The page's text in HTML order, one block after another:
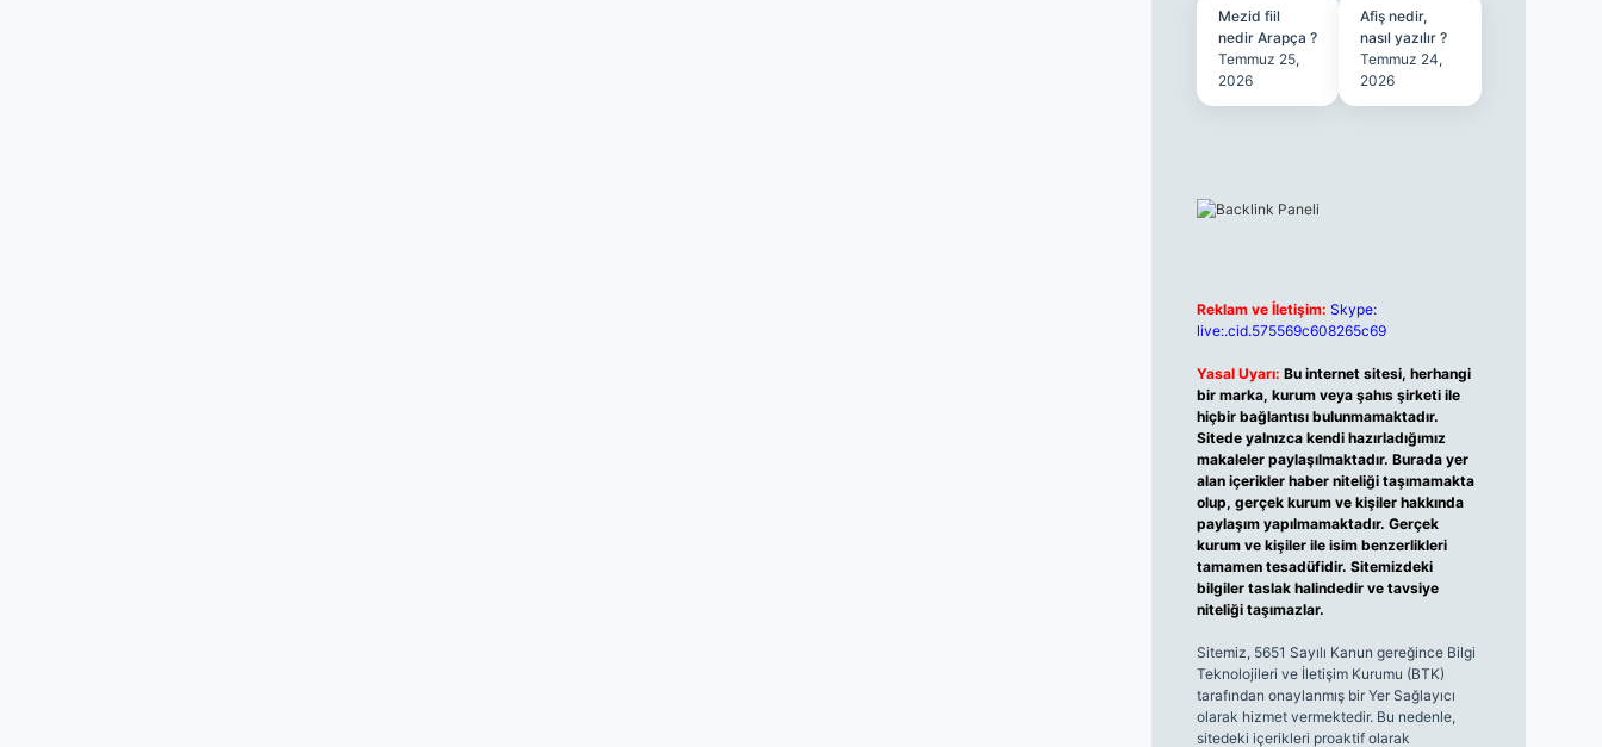
Mezid fiil
nedir Arapça ?
Temmuz 25,
2026
Afiş nedir,
nasıl yazılır ?
Temmuz 24,
2026
Reklam ve İletişim: Skype:
live:.cid.575569c608265c69
Yasal Uyarı: Bu internet sitesi, herhangi
bir marka, kurum veya şahıs şirketi ile
hiçbir bağlantısı bulunmamaktadır.
Sitede yalnızca kendi hazırladığımız
makaleler paylaşılmaktadır. Burada yer
alan içerikler haber niteliği taşımamakta
olup, gerçek kurum ve kişiler hakkında
paylaşım yapılmamaktadır. Gerçek
kurum ve kişiler ile isim benzerlikleri
tamamen tesadüfidir. Sitemizdeki
bilgiler taslak halindedir ve tavsiye
niteliği taşımazlar.
Sitemiz, 5651 Sayılı Kanun gereğince Bilgi
Teknolojileri ve İletişim Kurumu (BTK)
tarafından onaylanmış bir Yer Sağlayıcı
olarak hizmet vermektedir. Bu nedenle,
sitedeki içerikleri proaktif olarak